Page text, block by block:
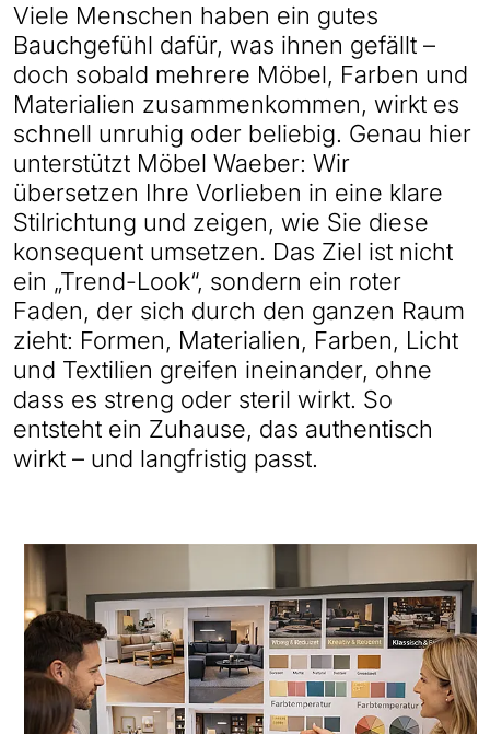
Viele Menschen haben ein gutes
Bauchgefühl dafür, was ihnen gefällt –
doch sobald mehrere Möbel, Farben und
Materialien zusammenkommen, wirkt es
schnell unruhig oder beliebig. Genau hier
unterstützt Möbel Waeber: Wir
übersetzen Ihre Vorlieben in eine klare
Stilrichtung und zeigen, wie Sie diese
konsequent umsetzen. Das Ziel ist nicht
ein „Trend-Look“, sondern ein roter
Faden, der sich durch den ganzen Raum
zieht: Formen, Materialien, Farben, Licht
und Textilien greifen ineinander, ohne
dass es streng oder steril wirkt. So
entsteht ein Zuhause, das authentisch
wirkt – und langfristig passt.